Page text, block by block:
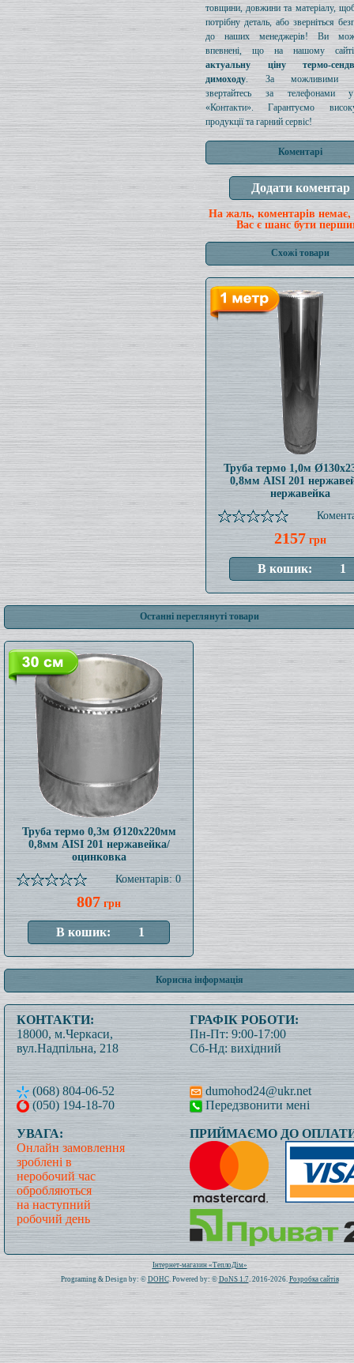
товщини, довжини та матеріалу, щоб
потрібну деталь, або зверніться
до наших менеджерів! Ви
впевнені, що на нашому
актуальну ціну термо-
димоходу. За можливими
звертайтесь за телефонами
«Контакти». Гарантуємо
продукції та гарний сервіс!
Коментарі
На жаль, коментарів немає,
Вас є шанс бути
Схожі товари
Труба термо 1,0м
0,8мм AISI 201
нержавейка
2157 грн
Останні переглянуті товари
Труба термо 0,3м Ø120x220мм
0,8мм AISI 201 нержавейка/
оцинковка
Коментарів: 0
807 грн
Корисна інформація
КОНТАКТИ:
18000, м.Черкаси,
вул.Надпільна, 218
(068) 804-06-52
(050) 194-18-70
ГРАФІК РОБОТИ:
Пн-Пт: 9:00-17:00
Сб-Нд: вихідний
dumohod24@ukr.net
Передзвонити мені
УВАГА:
Онлайн замовлення
зроблені в
неробочий час
обробляються
на наступний
робочий день
ПРИЙМАЄМО ДО
Всього: 1020806 Сьогодні: 423
Інтернет-магазин «ТеплоДім»
Programing & Design by: © DOHC. Powered by: ©DoNS 1.7. 2016-2026. Розробка сайтів